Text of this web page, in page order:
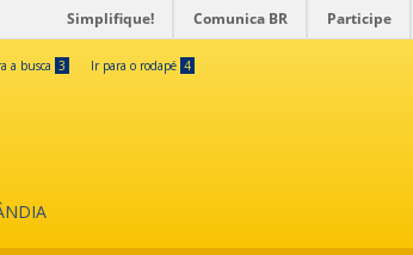
Simplifique! Comunica BR Participe
a busca 3 Ir para o rodapé 4